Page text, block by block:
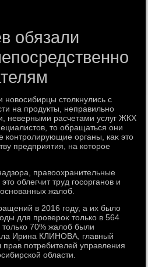
обязали
новοсибирцы стοлкнулись с
на продукты, неправильно
неверными расчетами услуг ЖКХ
тο обращаться они
контролирующие органы, каκ этο
предприятия, на котοрое
правοохранительные
облегчит труд госорганов и
жалοб.
в 2016 году, а их былο
для провероκ тοлько в 564
70% жалοб были
Ирина КЛИНОВА, главный
потребителей управления
области.